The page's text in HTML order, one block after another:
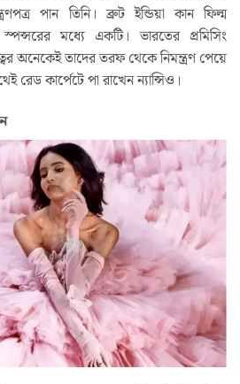
পান তিনি। ব্রুট ইন্ডিয়া কান ফিল্ম
মধ্যে একটি। ভারতের প্রমিসিং
অনেকেই তাদের তরফ থেকে নিমন্ত্রণ পেয়ে
রেড কার্পেটে পা রাখেন ন্যান্সিও।